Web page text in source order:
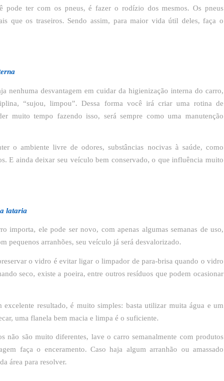
pode ter com os pneus, é fazer o rodízio dos mesmos. Os pneus
que os traseiros. Sendo assim, para maior vida útil deles, faça o
nenhuma desvantagem em cuidar da higienização interna do carro,
“sujou, limpou”. Dessa forma você irá criar uma rotina de
muito tempo fazendo isso, será sempre como uma manutenção
o ambiente livre de odores, substâncias nocivas à saúde, como
E ainda deixar seu veículo bem conservado, o que influência muito
lataria
importa, ele pode ser novo, com apenas algumas semanas de uso,
pequenos arranhões, seu veículo já será desvalorizado.
o vidro é evitar ligar o limpador de para-brisa quando o vidro
seco, existe a poeira, entre outros resíduos que podem ocasionar
excelente resultado, é muito simples: basta utilizar muita água e um
uma flanela bem macia e limpa é o suficiente.
não são muito diferentes, lave o carro semanalmente com produtos
faça o enceramento. Caso haja algum arranhão ou amassado
área para resolver.